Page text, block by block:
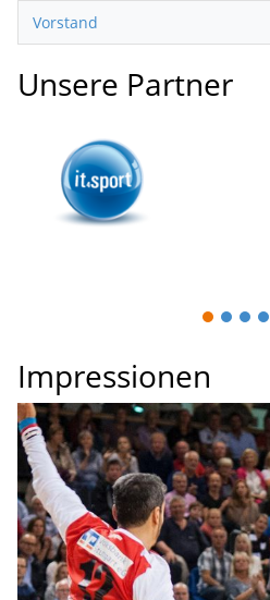
Vorstand
Unsere Partner
1 2 3 4
Impressionen